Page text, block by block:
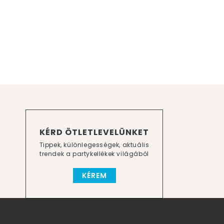
KÉRD ÖTLETLEVELÜNKET
Tippek, különlegességek, aktuális
trendek a partykellékek világából
KÉREM